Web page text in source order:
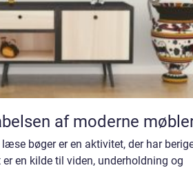
af moderne
bøger er en aktivitet, der har
en kilde til viden, underholdning og